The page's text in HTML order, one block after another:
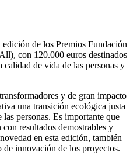
de los Premios Fundación
con 120.000 euros destinados
de vida de las personas y
y de gran impacto
una transición ecológica justa
personas. Es importante que
resultados demostrables y
en esta edición, también
de innovación de los proyectos.